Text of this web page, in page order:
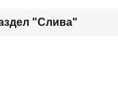
"Слива"